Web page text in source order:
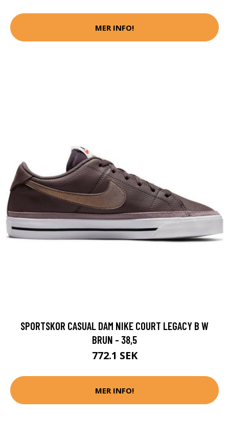
MER INFO!
SPORTSKOR CASUAL DAM NIKE COURT LEGACY B W
BRUN - 38,5
772.1 SEK
MER INFO!